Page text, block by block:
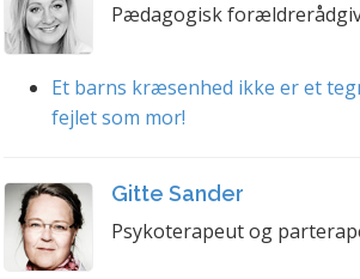
Pædagogisk
Et barns kræsenhed ikke er et
fejlet som mor!
Gitte Sander
Psykoterapeut og